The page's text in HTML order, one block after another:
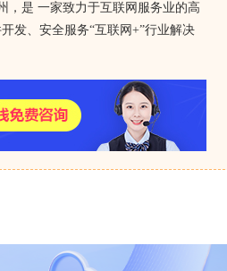
有就是接在100M的网络带宽上也
机上限定具体网络带宽为10M，这
变换NAT的应用，由于选用此技
但一些情况下务必应用NAT，那么
，是 一家致力于互联网服务业的高
发、安全服务“互联网+”行业解决